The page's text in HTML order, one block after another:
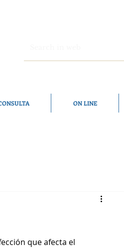
ON LINE
que afecta el